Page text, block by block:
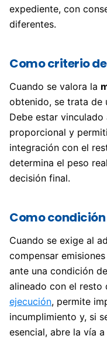
expediente, con
diferentes.
Como criterio
Cuando se valora la
obtenido, se trata de
Debe estar
proporcional y
integración con el
determina el peso
decisión final.
Como
Cuando se exige al
compensar
ante una condición
alineado con el resto
ejecución, permite
incumplimiento y, si
esencial, abre la vía